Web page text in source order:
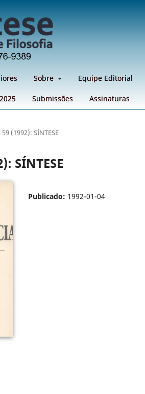
Sobre Equipe Editorial
Submissões Assinaturas
(1992): SÍNTESE
SÍNTESE
Publicado: 1992-01-04